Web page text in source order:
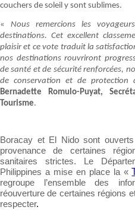
couchers de soleil y sont sublimes.
« Nous remercions les
destinations. Cet excellent
plaisir et ce vote traduit la
nos destinations rouvriront
de santé et de sécurité renforcées,
de conservation et de protection
Bernadette Romulo-Puyat,
Tourisme.
Boracay et El Nido sont
provenance de certaines
sanitaires strictes. Le
Philippines a mise en place la «
regroupe l’ensemble des
réouverture de certaines régions
respecter.